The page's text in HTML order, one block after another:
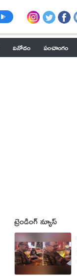
వినోదం పంచాంగం
ట్రెండింగ్ న్యూస్